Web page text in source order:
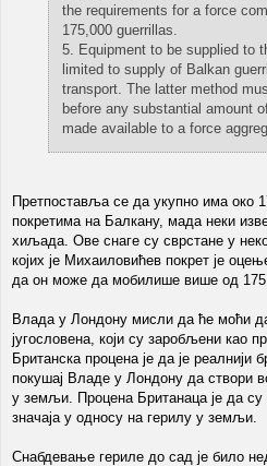
the requirements for a force
175,000 guerrillas.
5. Equipment to be supplied to
limited to supply of Balkan
transport. The latter method
before any substantial amount
made available to a force
Претпоставља се да укупно има око
покретима на Балкану, мада неки
хиљада. Ове снаге су сврстане у
којих је Михаиловићев покрет је
да он може да мобилише више од
Влада у Лондону мисли да ће моћи
југословена, који су заробљени као
Британска процена је да је реалнији
покушај Владе у Лондону да створи
у земљи. Процена Британаца је да
значаја у односу на герилу у земљи.
Снабдевање гериле до сад је било